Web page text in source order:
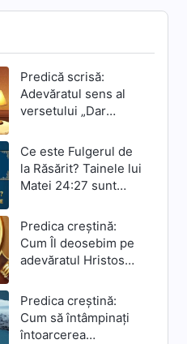
Predică scrisă:
Adevăratul sens al
versetului „Dar
aceea nu știe
nimeni”
Ce este Fulgerul de
la Răsărit? Tainele lui
Matei 24:27 sunt
Predica creștină:
Cum Îl deosebim pe
adevăratul Hristos
Predica creștină:
Cum să întâmpinați
întoarcerea